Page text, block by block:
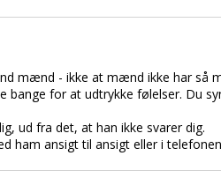
mænd - ikke at mænd ikke har så
bange for at udtrykke følelser. Du
ud fra det, at han ikke svarer dig.
ham ansigt til ansigt eller i